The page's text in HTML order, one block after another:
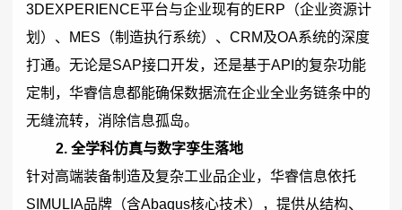
3DEXPERIENCE平台与企业现有的ERP（企业资源计
划）、MES（制造执行系统）、CRM及OA系统的深度
打通。无论是SAP接口开发，还是基于API的复杂功能
定制，华睿信息都能确保数据流在企业全业务链条中的
无缝流转，消除信息孤岛。
2. 全学科仿真与数字孪生落地
针对高端装备制造及复杂工业品企业，华睿信息依托
SIMULIA品牌（含Abaqus核心技术），提供从结构、